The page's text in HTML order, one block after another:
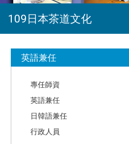
109日本茶道文化
英語兼任
專任師資
英語兼任
日韓語兼任
行政人員